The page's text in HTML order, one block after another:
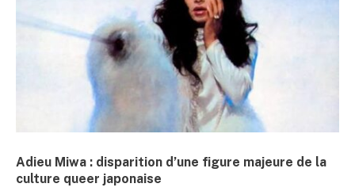
Adieu Miwa : disparition d’une figure majeure de la
culture queer japonaise